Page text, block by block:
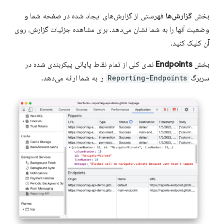
بخش گزارش‌ها فهرستی از گزارش‌های ایجاد شده در صفحه شما و
وضعیت آنها را به شما نشان می‌دهد. برای مشاهده جزئیات گزارش، روی
آن کلیک کنید.
بخشEndpoints نمای کلی از تمام نقاط پایانی پیکربندی شده در
سربرگ Reporting-Endpoints را به شما ارائه می‌دهد.